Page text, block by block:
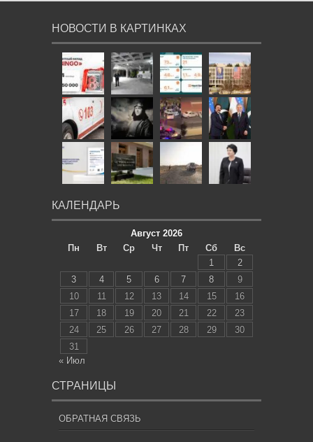
НОВОСТИ В КАРТИНКАХ
КАЛЕНДАРЬ
Август 2026
Пн
Вт Ср Чт Пт Сб
Вс
1
2
3
4 5 6 7 8
9
10
11 12 13 14 15
16
17
18 19 20 21 22
23
24
25 26 27 28 29
30
31
« Июл
СТРАНИЦЫ
ОБРАТНАЯ СВЯЗЬ